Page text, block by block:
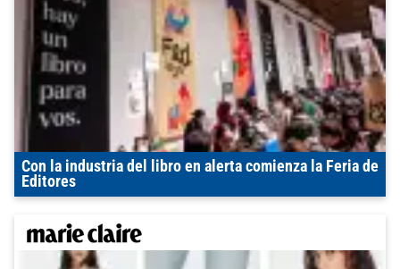
Con la industria del libro en alerta comienza la Feria de
Editores